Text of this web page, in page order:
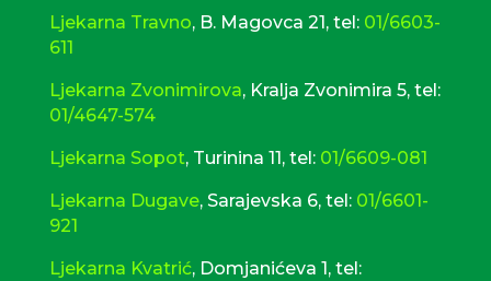
Ljekarna Travno, B. Magovca 21, tel: 01/6603-
611
Ljekarna Zvonimirova, Kralja Zvonimira 5, tel:
01/4647-574
Ljekarna Sopot, Turinina 11, tel: 01/6609-081
Ljekarna Dugave, Sarajevska 6, tel: 01/6601-
921
Ljekarna Kvatrić, Domjanićeva 1, tel: